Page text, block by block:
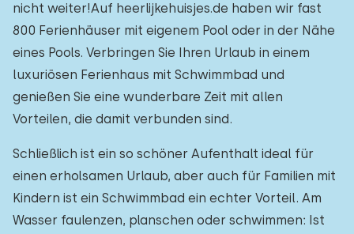
nicht weiter!Auf heerlijkehuisjes.de haben wir fast
800 Ferienhäuser mit eigenem Pool oder in der Nähe
eines Pools. Verbringen Sie Ihren Urlaub in einem
luxuriösen Ferienhaus mit Schwimmbad und
genießen Sie eine wunderbare Zeit mit allen
Vorteilen, die damit verbunden sind.
Schließlich ist ein so schöner Aufenthalt ideal für
einen erholsamen Urlaub, aber auch für Familien mit
Kindern ist ein Schwimmbad ein echter Vorteil. Am
Wasser faulenzen, planschen oder schwimmen: Ist